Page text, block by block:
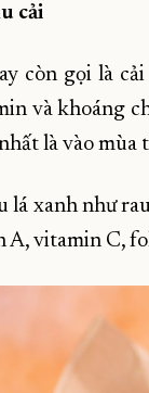
cải
còn gọi là
và khoáng
là vào mùa
lá xanh như
A, vitamin C,